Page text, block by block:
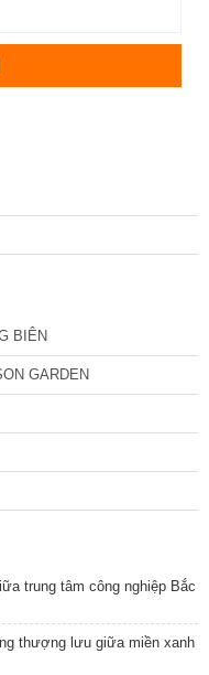
BIÊN
GARDEN
trung tâm công nghiệp Bắc
thượng lưu giữa miền xanh